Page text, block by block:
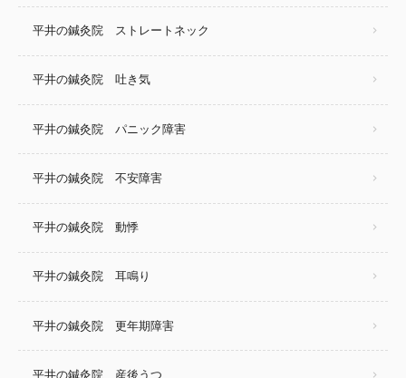
平井の鍼灸院 ストレートネック
平井の鍼灸院 吐き気
平井の鍼灸院 パニック障害
平井の鍼灸院 不安障害
平井の鍼灸院 動悸
平井の鍼灸院 耳鳴り
平井の鍼灸院 更年期障害
平井の鍼灸院 産後うつ